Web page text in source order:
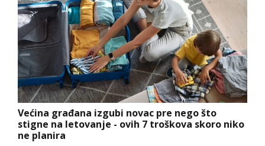
Većina građana izgubi novac pre nego što
stigne na letovanje - ovih 7 troškova skoro niko
ne planira